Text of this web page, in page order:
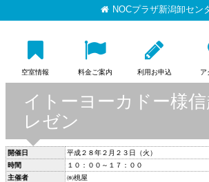
NOCプラザ新潟卸セン
空室情報 料金ご案内 利用お申込 ア
イトーヨーカドー様
レゼン
開催日
平成２８年２月２３日（火）
時間
１０：００～１７：００
主催者
㈱桃屋